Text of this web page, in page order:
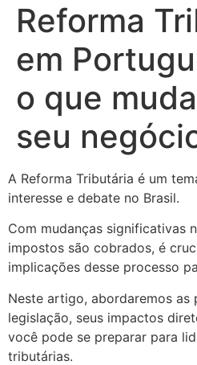
Reforma
em
o que
seu
A Reforma Tributária é um
interesse e debate no Brasil.
Com mudanças significativas
impostos são cobrados, é
implicações desse processo
Neste artigo, abordaremos as
legislação, seus impactos
você pode se preparar para
tributárias.